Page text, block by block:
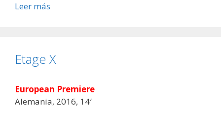
Leer más
Etage X
European Premiere
Alemania, 2016, 14′